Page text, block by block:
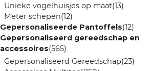
Unieke vogelhuisjes op maat(13)
Meter schepen(12)
Gepersonaliseerde Pantoffels(12)
Gepersonaliseerd gereedschap en
accessoires(565)
Gepersonaliseerd Gereedschap(23)